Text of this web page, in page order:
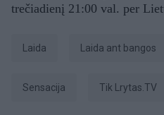
trečiadienį 21:00 val. per
laida Laida ant bangos
sensacija tik Lrytas.TV